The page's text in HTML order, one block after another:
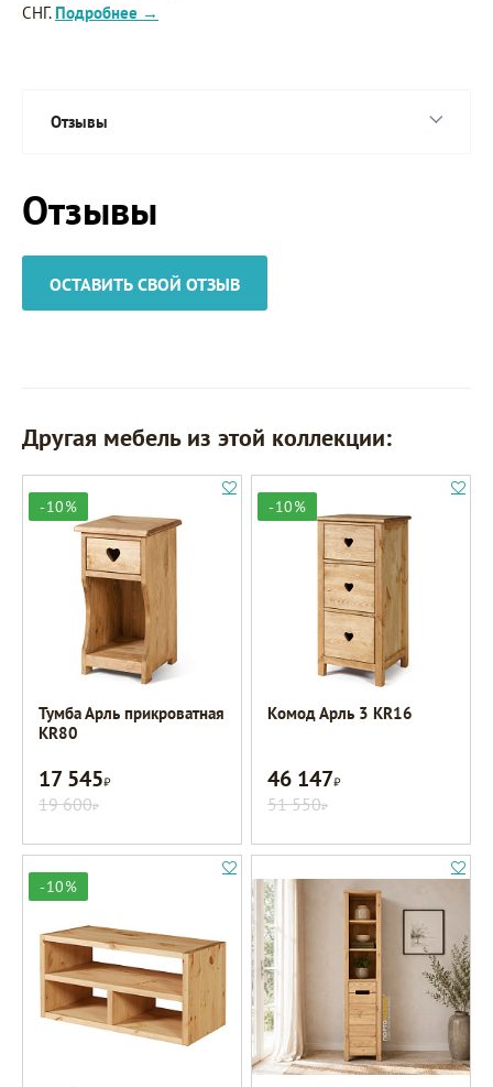
СНГ. Подробнее →
Отзывы
Отзывы
ОСТАВИТЬ СВОЙ ОТЗЫВ
Другая мебель из этой коллекции:
-10%
Тумба Арль прикроватная
KR80
17 545Р
19 600Р
-10%
Комод Арль 3 KR16
46 147Р
51 550Р
-10%